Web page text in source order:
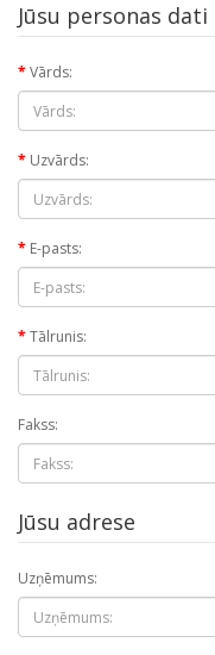
Jūsu personas dati
Vārds:
Uzvārds:
E-pasts:
Tālrunis:
Fakss:
Jūsu adrese
Uzņēmums: